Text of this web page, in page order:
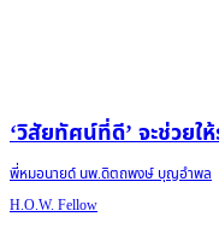
‘วิสัยทัศน์ที่ดี’ จะช่วยใ
พี่หมอนายด์ นพ.ดิตถพงษ์ บุญอำพล
H.O.W. Fellow